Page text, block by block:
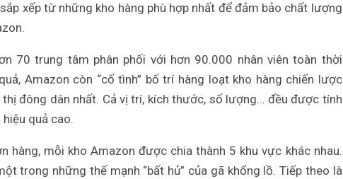
xếp từ những kho hàng phù hợp nhất để đảm bảo chất lượng
70 trung tâm phân phối với hơn 90.000 nhân viên toàn thời
Amazon còn “cố tình” bố trí hàng loạt kho hàng chiến lược
đông dân nhất. Cả vị trí, kích thước, số lượng… đều được tính
quả cao.
hàng, mỗi kho Amazon được chia thành 5 khu vực khác nhau.
trong những thế mạnh “bất hủ” của gã khổng lồ. Tiếp theo là